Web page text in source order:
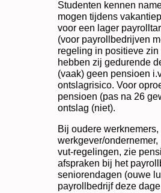
Studenten kennen
mogen tijdens
voor een lager
(voor payrollbedrijven
regeling in positieve
hebben zij gedurende
(vaak) geen pensioen
ontslagrisico. Voor
pensioen (pas na 26
ontslag (niet).
Bij oudere
werkgever/
vut-regelingen, zie
afspraken bij het
seniorendagen (ouwe
payrollbedrijf deze